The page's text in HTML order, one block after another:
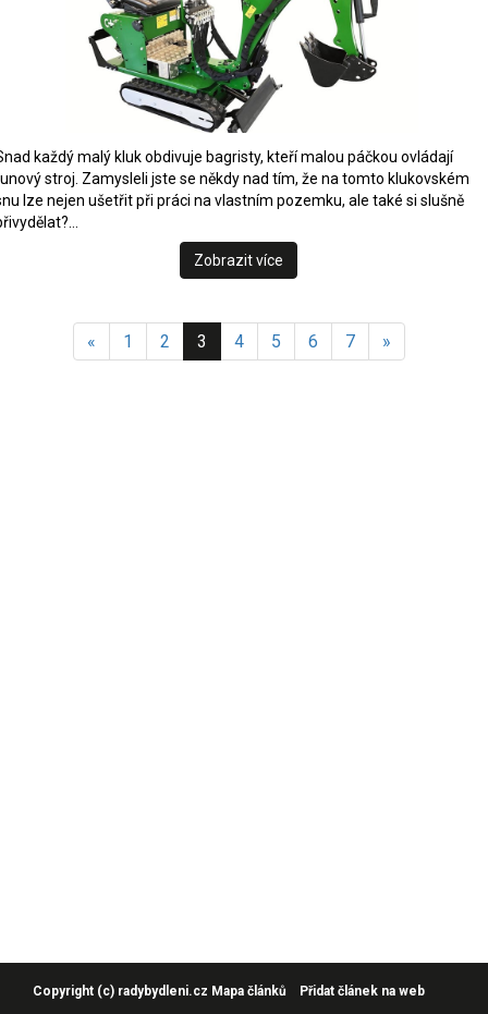
každý malý kluk obdivuje bagristy, kteří malou páčkou ovládají
stroj. Zamysleli jste se někdy nad tím, že na tomto klukovském
lze nejen ušetřit při práci na vlastním pozemku, ale také si slušně
Zobrazit více
« 1 2 3 4 5 6 7 »
Copyright (c) radybydleni.cz Mapa článků Přidat článek na web